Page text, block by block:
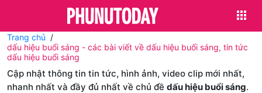
Trang chủ
dấu hiệu buổi sáng - các bài viết về dấu hiệu buổi sáng, tin tức
dấu hiệu buổi sáng
Cập nhật thông tin tin tức, hình ảnh, video clip mới nhất,
nhanh nhất và đầy đủ nhất về chủ đề dấu hiệu buổi sáng.